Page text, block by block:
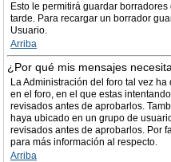
Esto le permitirá guardar
tarde. Para recargar un borrador
Usuario.
Arriba
¿Por qué mis mensajes
La Administración del foro tal vez
en el foro, en el que estas
revisados antes de aprobarlos.
haya ubicado en un grupo de
revisados antes de aprobarlos. Por
para más información al respecto.
Arriba